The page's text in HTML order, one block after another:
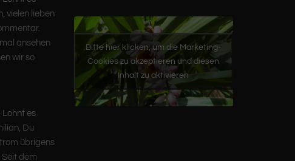
vielen lieben
ansehen
wir so
es
Du
übrigens
Seit dem
Bitte hier klicken, um die Marketing-
Cookies zu akzeptieren und diesen
Inhalt zu aktivieren